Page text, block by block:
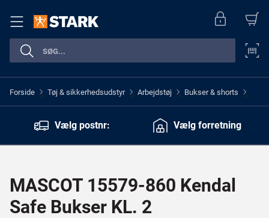
Forside > Tøj & sikkerhedsudstyr > Arbejdstøj > Bukser & shorts >
Vælg postnr: Vælg forretning
MASCOT 15579-860 Kendal
Safe Bukser KL. 2